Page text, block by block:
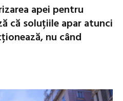
apei pentru
că soluțiile apar atunci
nu când